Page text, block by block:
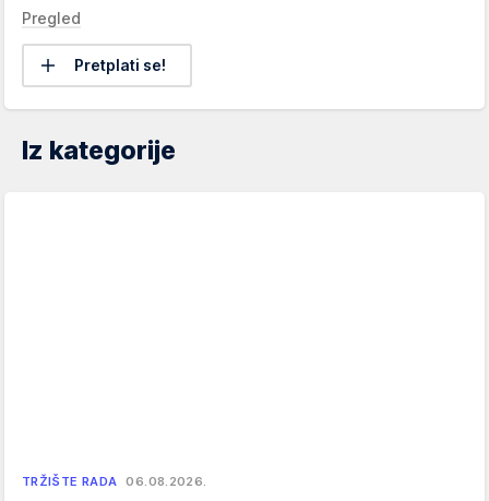
Pregled
Pretplati se!
Iz kategorije
TRŽIŠTE RADA 06.08.2026.